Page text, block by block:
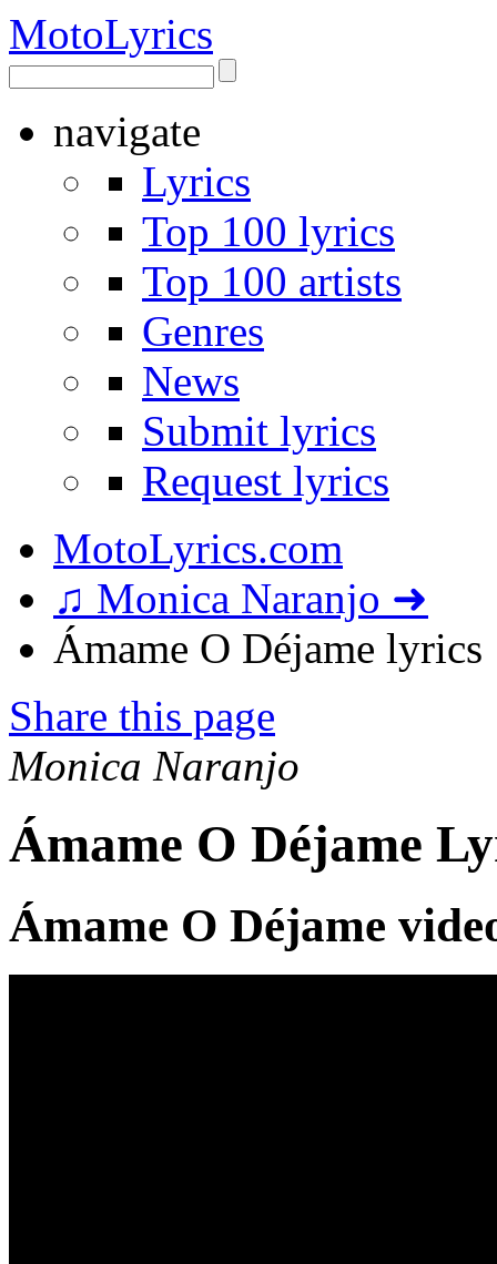
MotoLyrics
navigate
Lyrics
Top 100 lyrics
Top 100 artists
Genres
News
Submit lyrics
Request lyrics
MotoLyrics.com
♫ Monica Naranjo ➜
Ámame O Déjame lyrics
Share this page
Monica Naranjo
Ámame O Déjame
Ámame O Déjame